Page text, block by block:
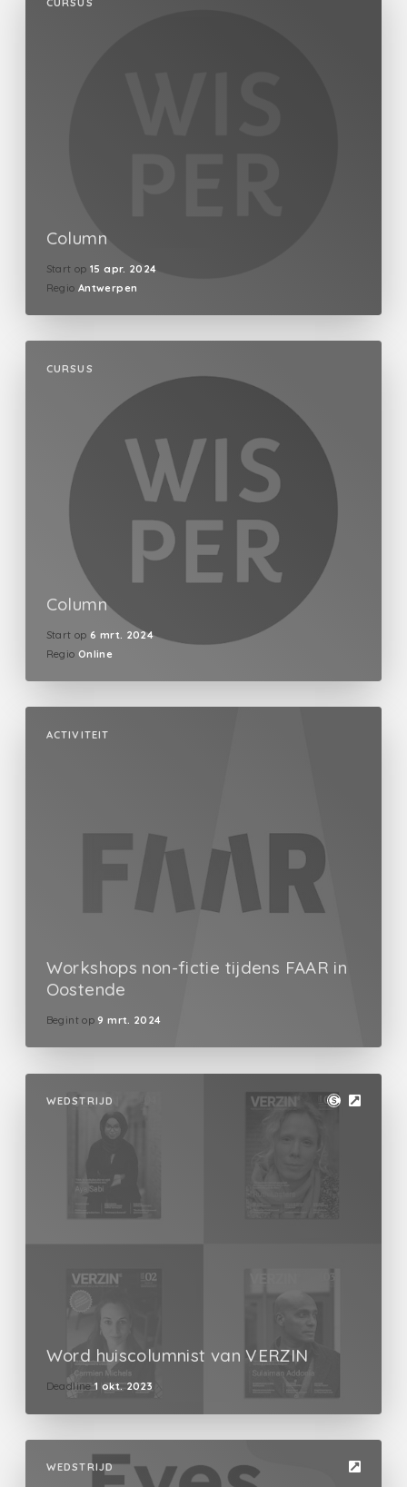
Column
Start op 15 apr. 2024
Regio Antwerpen
CURSUS
Column
Start op 6 mrt. 2024
Regio Online
ACTIVITEIT
Workshops non-fictie tijdens FAAR in
Oostende
Begint op 9 mrt. 2024
WEDSTRIJD
Word huiscolumnist van VERZIN
Deadline 1 okt. 2023
WEDSTRIJD